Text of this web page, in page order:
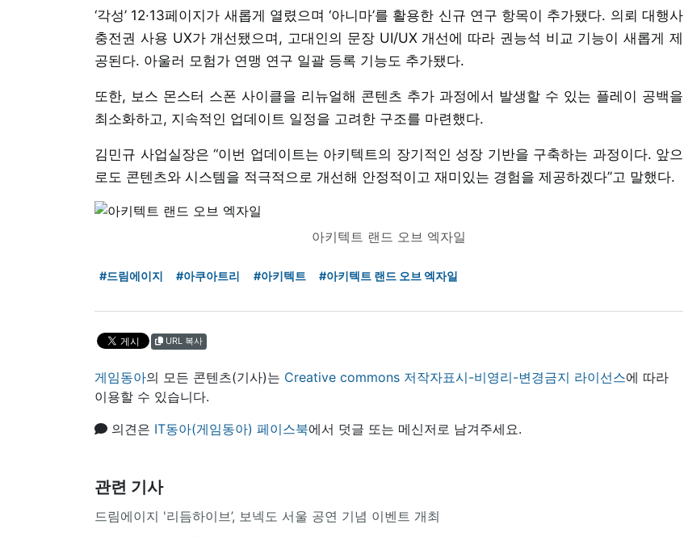
‘각성’ 12·13페이지가 새롭게 열렸으며 ‘아니마’를 활용한 신규 연구 항목이 추가됐다. 의뢰 대행사
충전권 사용 UX가 개선됐으며, 고대인의 문장 UI/UX 개선에 따라 권능석 비교 기능이 새롭게 제
공된다. 아울러 모험가 연맹 연구 일괄 등록 기능도 추가됐다.
또한, 보스 몬스터 스폰 사이클을 리뉴얼해 콘텐츠 추가 과정에서 발생할 수 있는 플레이 공백을
최소화하고, 지속적인 업데이트 일정을 고려한 구조를 마련했다.
김민규 사업실장은 “이번 업데이트는 아키텍트의 장기적인 성장 기반을 구축하는 과정이다. 앞으
로도 콘텐츠와 시스템을 적극적으로 개선해 안정적이고 재미있는 경험을 제공하겠다”고 말했다.
아키텍트 랜드 오브 엑자일
#드림에이지 #아쿠아트리 #아키텍트 #아키텍트 랜드 오브 엑자일
URL 복사
게임동아의 모든 콘텐츠(기사)는 Creative commons 저작자표시-비영리-변경금지 라이선스에 따라
이용할 수 있습니다.
의견은 IT동아(게임동아) 페이스북에서 덧글 또는 메신저로 남겨주세요.
관련 기사
드림에이지 '리듬하이브’, 보넥도 서울 공연 기념 이벤트 개최